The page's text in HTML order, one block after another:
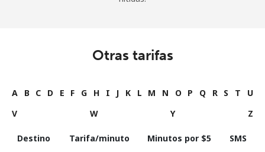
Otras tarifas
A B C D E F G H I J K L M N O P Q R S T
U
V
W Y Z
Destino Tarifa/minuto Minutos por ⁦$5⁩ SMS